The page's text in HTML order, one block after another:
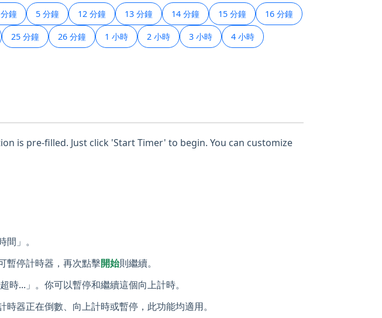
鐘 5 分鐘 12 分鐘 13 分鐘 14 分鐘 15 分鐘 16 分鐘
25 分鐘 26 分鐘 1 小時 2 小時 3 小時 4 小時
is pre-filled. Just click 'Start Timer' to begin. You can customize
」。
暫停計時器，再次點擊開始則繼續。
...」。你可以暫停和繼續這個向上計時。
器正在倒數、向上計時或暫停，此功能均適用。